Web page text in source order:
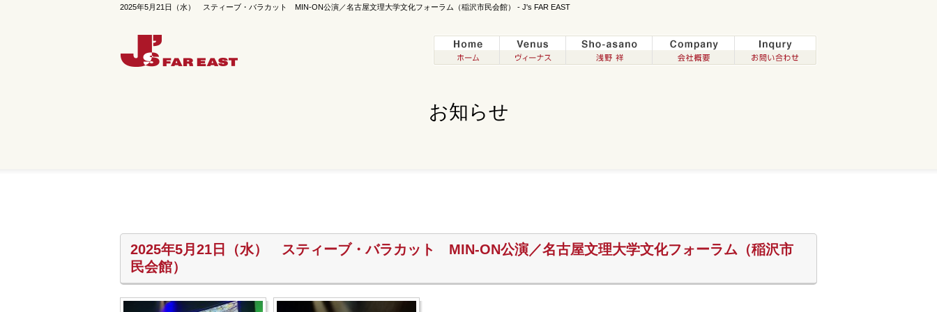
2025年5月21日（水） スティーブ・バラカット MIN-ON公演／名古屋文理大学文化フォーラム（稲沢市民会館） - J's FAR EAST
お知らせ
2025年5月21日（水） スティーブ・バラカット MIN-ON公演／名古屋文理大学文化フォーラム（稲沢市
民会館）